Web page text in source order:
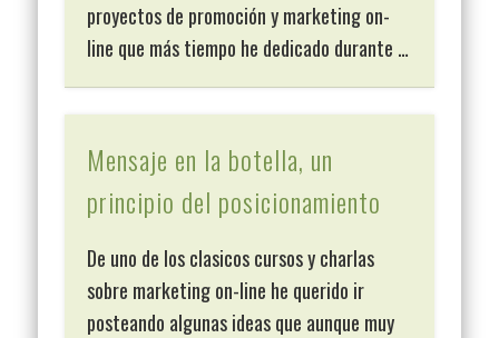
proyectos de promoción y marketing on-
line que más tiempo he dedicado durante …
Mensaje en la botella, un
principio del posicionamiento
De uno de los clasicos cursos y charlas
sobre marketing on-line he querido ir
posteando algunas ideas que aunque muy